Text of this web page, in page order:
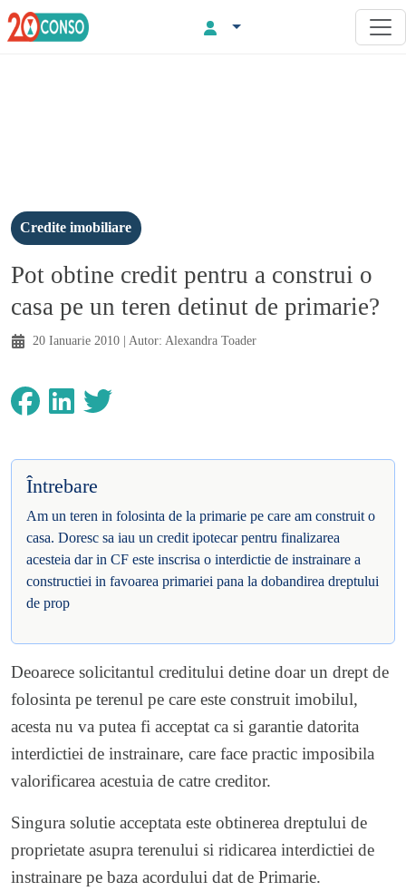
Credite imobiliare
Pot obtine credit pentru a construi o
casa pe un teren detinut de primarie?
20 Ianuarie 2010 | Autor: Alexandra Toader
Întrebare
Am un teren in folosinta de la primarie pe care am construit o
casa. Doresc sa iau un credit ipotecar pentru finalizarea
acesteia dar in CF este inscrisa o interdictie de instrainare a
constructiei in favoarea primariei pana la dobandirea dreptului
de prop
Deoarece solicitantul creditului detine doar un drept de
folosinta pe terenul pe care este construit imobilul,
acesta nu va putea fi acceptat ca si garantie datorita
interdictiei de instrainare, care face practic imposibila
valorificarea acestuia de catre creditor.
Singura solutie acceptata este obtinerea dreptului de
proprietate asupra terenului si ridicarea interdictiei de
instrainare pe baza acordului dat de Primarie.